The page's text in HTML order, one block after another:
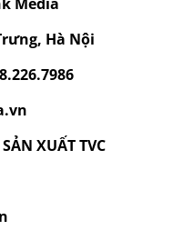
Hà Nội
XUẤT TVC